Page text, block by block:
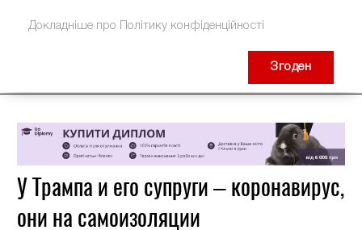
У Трампа и его супруги – коронавирус,
они на самоизоляции
Докладніше про Політику конфіденційності
Згоден